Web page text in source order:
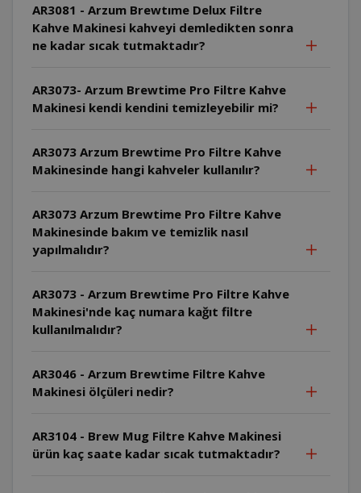
AR3081 - Arzum Brewtıme Delux Filtre
Kahve Makinesi kahveyi demledikten sonra
ne kadar sıcak tutmaktadır?
AR3073- Arzum Brewtime Pro Filtre Kahve
Makinesi kendi kendini temizleyebilir mi?
AR3073 Arzum Brewtime Pro Filtre Kahve
Makinesinde hangi kahveler kullanılır?
AR3073 Arzum Brewtime Pro Filtre Kahve
Makinesinde bakım ve temizlik nasıl
yapılmalıdır?
AR3073 - Arzum Brewtime Pro Filtre Kahve
Makinesi'nde kaç numara kağıt filtre
kullanılmalıdır?
AR3046 - Arzum Brewtime Filtre Kahve
Makinesi ölçüleri nedir?
AR3104 - Brew Mug Filtre Kahve Makinesi
ürün kaç saate kadar sıcak tutmaktadır?